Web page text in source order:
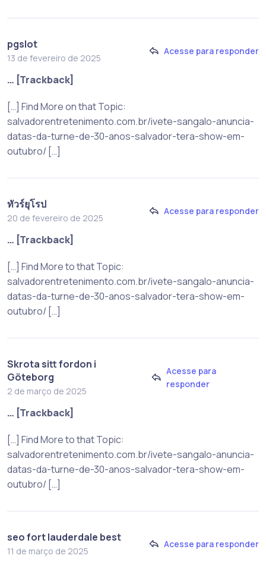
pgslot
13 de fevereiro de 2025
Acesse para responder
… [Trackback]
[…] Find More on that Topic:
salvadorentretenimento.com.br/ivete-sangalo-anuncia-
datas-da-turne-de-30-anos-salvador-tera-show-em-
outubro/ […]
ทัวร์ยุโรป
20 de fevereiro de 2025
Acesse para responder
… [Trackback]
[…] Find More to that Topic:
salvadorentretenimento.com.br/ivete-sangalo-anuncia-
datas-da-turne-de-30-anos-salvador-tera-show-em-
outubro/ […]
Skrota sitt fordon i
Göteborg
2 de março de 2025
Acesse para
responder
… [Trackback]
[…] Find More to that Topic:
salvadorentretenimento.com.br/ivete-sangalo-anuncia-
datas-da-turne-de-30-anos-salvador-tera-show-em-
outubro/ […]
seo fort lauderdale best
11 de março de 2025
Acesse para responder